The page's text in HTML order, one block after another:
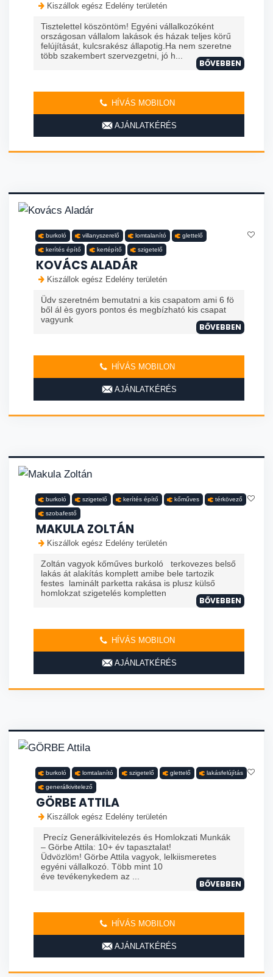
Kiszállok egész Edelény területén
Tisztelettel köszöntöm! Egyéni vállalkozóként
országosan vállalom lakások és házak teljes körű
felújítását, kulcsrakész állapotig.Ha nem szeretne
több szakembert szervezgetni, jó h...
BŐVEBBEN
HÍVÁS MOBILON
AJÁNLATKÉRÉS
burkoló villanyszerelő lomtalanító glettelő
kerítés építő kertépítő szigetelő
KOVÁCS ALADÁR
Kiszállok egész Edelény területén
Üdv szeretném bemutatni a kis csapatom ami 6 fö
ből ál ès gyors pontos és megbízható kis csapat
vagyunk
BŐVEBBEN
HÍVÁS MOBILON
AJÁNLATKÉRÉS
burkoló szigetelő kerítés építő kőműves térkövező
szobafestő
MAKULA ZOLTÁN
Kiszállok egész Edelény területén
Zoltán vagyok kőműves burkoló terkovezes belső
lakás át alakítás komplett amibe bele tartozik
festes laminált parketta rakása is plusz külső
homlokzat szigetelés kompletten
BŐVEBBEN
HÍVÁS MOBILON
AJÁNLATKÉRÉS
burkoló lomtalanító szigetelő glettelő lakásfelújítás
generálkivitelező
GÖRBE ATTILA
Kiszállok egész Edelény területén
Precíz Generálkivitelezés és Homlokzati Munkák
– Görbe Attila: 10+ év tapasztalat!
Üdvözlöm! Görbe Attila vagyok, lelkiismeretes
egyéni vállalkozó. Több mint 10
éve tevékenykedem az ...
BŐVEBBEN
HÍVÁS MOBILON
AJÁNLATKÉRÉS